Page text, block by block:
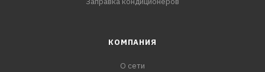
КОМПАНИЯ
О сети